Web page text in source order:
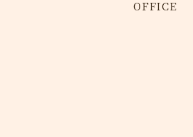
OFFICE